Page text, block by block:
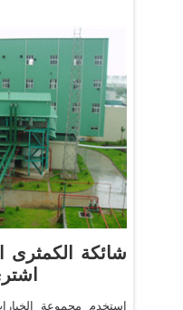
شائكة الكمثرى
استخدم مجموعة